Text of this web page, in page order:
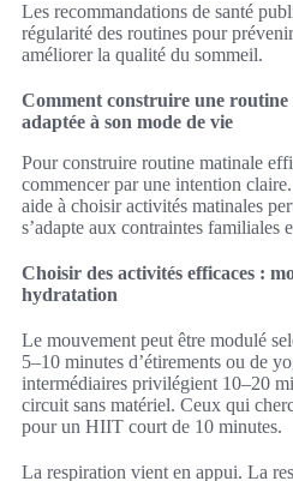
Les recommandations de santé
régularité des routines pour
améliorer la qualité du sommeil.
Comment construire une
adaptée à son mode de vie
Pour construire routine matinale
commencer par une intention
aide à choisir activités matinales
s’adapte aux contraintes familiales
Choisir des activités efficaces :
hydratation
Le mouvement peut être modulé
5–10 minutes d’étirements ou de
intermédiaires privilégient 10–20
circuit sans matériel. Ceux qui
pour un HIIT court de 10 minutes.
La respiration vient en appui. La